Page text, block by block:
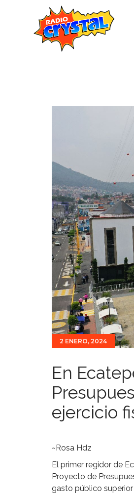
2 ENERO, 2024
En
ejercicio
~Rosa Hdz
El primer regidor de
Proyecto de
gasto público